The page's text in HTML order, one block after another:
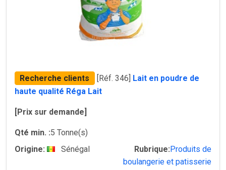
Recherche clients [Réf. 346] Lait en poudre de
haute qualité Réga Lait
[Prix sur demande]
Qté min. :5 Tonne(s)
Origine:
Sénégal Rubrique: Produits de
boulangerie et patisserie